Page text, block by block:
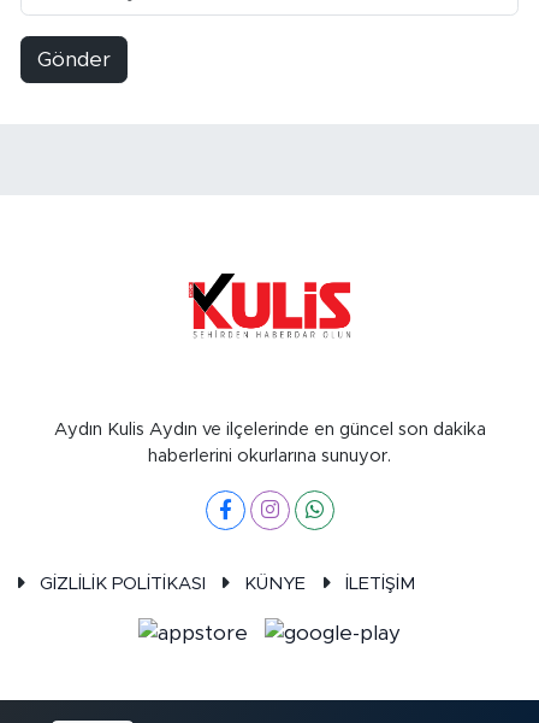
Gönder
Aydın Kulis Aydın ve ilçelerinde en güncel son dakika
haberlerini okurlarına sunuyor.
GİZLİLİK POLİTİKASI KÜNYE İLETİŞİM